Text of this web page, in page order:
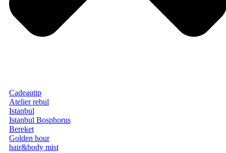
Cadeautip
Atelier rebul
Istanbul
Istanbul Bosphorus
Bereket
Golden hour
hair&body mist